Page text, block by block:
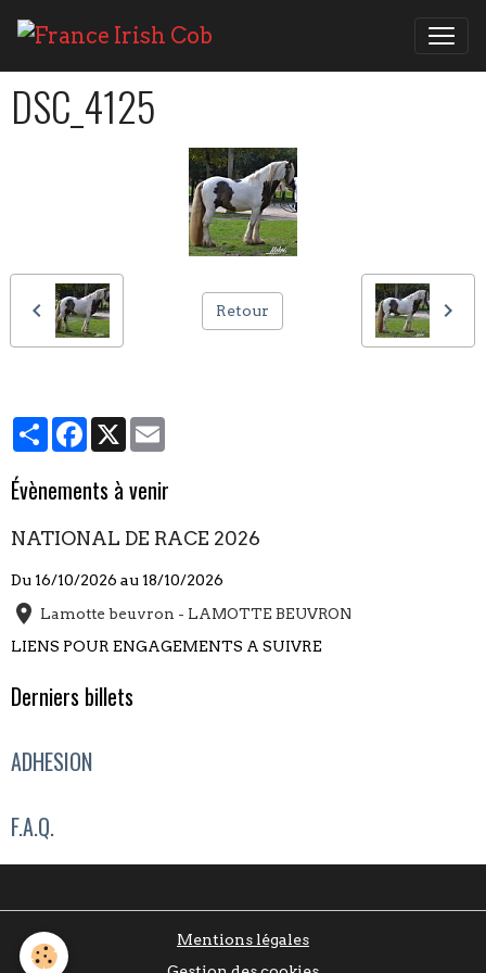
DSC_4125
Retour
PartagerFacebook
X
Évènements à venir
NATIONAL DE RACE 2026
Du 16/10/2026 au 18/10/2026
Lamotte beuvron - LAMOTTE BEUVRON
LIENS POUR ENGAGEMENTS A SUIVRE
Derniers billets
ADHESION
F.A.Q.
Mentions légales